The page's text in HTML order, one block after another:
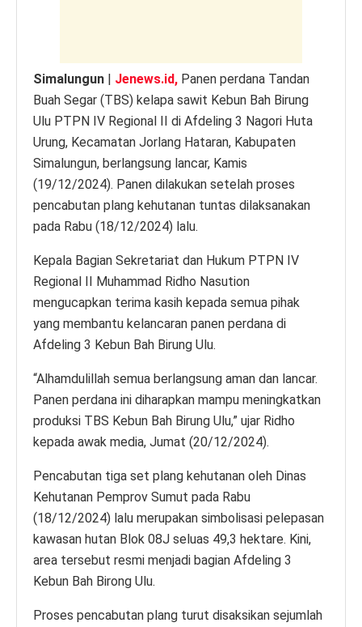
Simalungun | Jenews.id, Panen perdana Tandan
Buah Segar (TBS) kelapa sawit Kebun Bah Birung
Ulu PTPN IV Regional II di Afdeling 3 Nagori Huta
Urung, Kecamatan Jorlang Hataran, Kabupaten
Simalungun, berlangsung lancar, Kamis
(19/12/2024). Panen dilakukan setelah proses
pencabutan plang kehutanan tuntas dilaksanakan
pada Rabu (18/12/2024) lalu.
Kepala Bagian Sekretariat dan Hukum PTPN IV
Regional II Muhammad Ridho Nasution
mengucapkan terima kasih kepada semua pihak
yang membantu kelancaran panen perdana di
Afdeling 3 Kebun Bah Birung Ulu.
“Alhamdulillah semua berlangsung aman dan lancar.
Panen perdana ini diharapkan mampu meningkatkan
produksi TBS Kebun Bah Birung Ulu,” ujar Ridho
kepada awak media, Jumat (20/12/2024).
Pencabutan tiga set plang kehutanan oleh Dinas
Kehutanan Pemprov Sumut pada Rabu
(18/12/2024) lalu merupakan simbolisasi pelepasan
kawasan hutan Blok 08J seluas 49,3 hektare. Kini,
area tersebut resmi menjadi bagian Afdeling 3
Kebun Bah Birong Ulu.
Proses pencabutan plang turut disaksikan sejumlah